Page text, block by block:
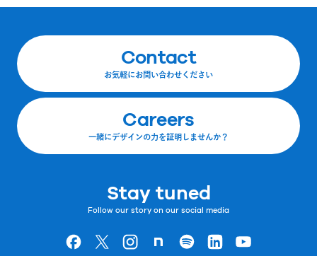
Contact
お気軽にお問い合わせください
Careers
一緒にデザインの力を証明しませんか？
Stay tuned
Follow our story on our social media
Goodpatchの
ページ
Goodpatchの
ページ
Goodpatchの
ページGoodpatchの
ページ
Goodpatchの
ページ
Goodpatchの
ページ
Goodpatchの